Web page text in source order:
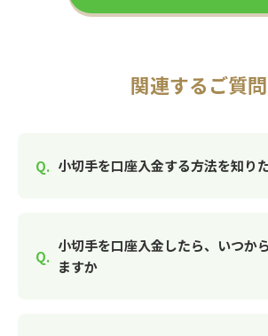
関連するご質問
小切手を口座入金する方法を知り
小切手を口座入金したら、いつか
ますか